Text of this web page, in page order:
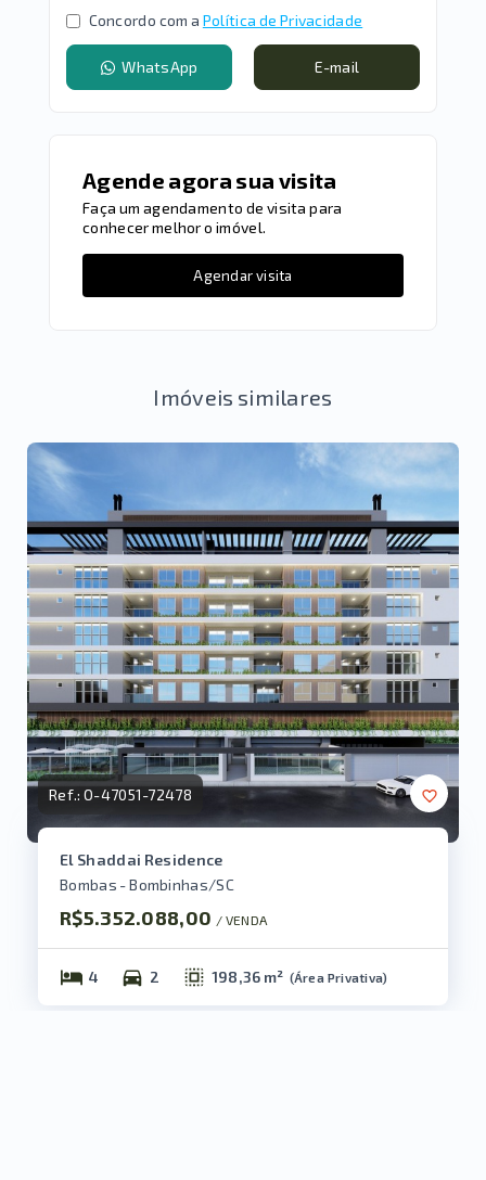
Concordo com a Política de Privacidade
WhatsApp E-mail
Agende agora sua visita
Faça um agendamento de visita para
conhecer melhor o imóvel.
Agendar visita
Imóveis similares
Ref.:O-47051-72478
El Shaddai Residence
Bombas - Bombinhas/SC
R$5.352.088,00 / VENDA
4 2 198,36 m² (Área Privativa)